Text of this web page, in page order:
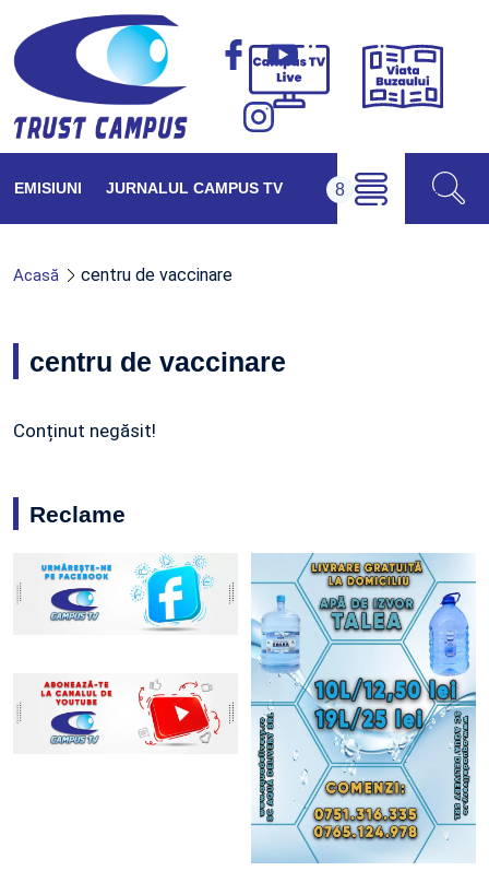
Campus
Viața
EMISIUNI JURNALUL CAMPUS TV
Acasă centru de vaccinare
centru de vaccinare
Conținut negăsit!
Reclame